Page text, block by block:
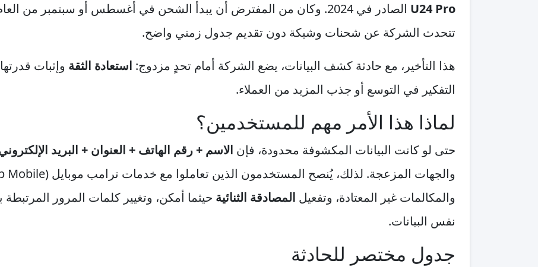
U24 Pro
الصادر في 2024. وكان من المفترض أن يبدأ الشحن في أغسطس أو سبتمبر من
تتحدث الشركة عن شحنات وشيكة دون تقديم جدول زمني واضح.
هذا التأخير، مع حادثة كشف البيانات، يضع الشركة أمام تحدٍ مزدوج: استعادة الثقة وإثبات
التفكير في التوسع أو جذب المزيد من العملاء.
لماذا هذا الأمر مهم للمستخدمين؟
حتى لو كانت البيانات المكشوفة محدودة، فإن الاسم + رقم الهاتف + العنوان + البريد
والمكالمات غير المعتادة، وتفعيل المصادقة الثنائية حيثما أمكن، وتغيير كلمات المرور
نفس البيانات.
جدول مختصر للحادثة